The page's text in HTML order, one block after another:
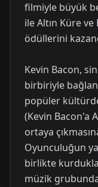
filmiyle büyük
ile Altın Küre
ödüllerini
Kevin Bacon,
birbiriyle
popüler
(Kevin Bacon'a
ortaya
Oyunculuğun
birlikte
müzik